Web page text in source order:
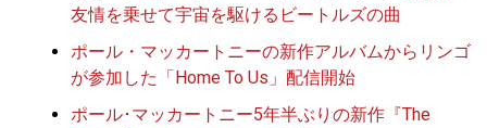
友情を乗せて宇宙を駆けるビートルズの曲
ポール・マッカートニーの新作アルバムからリンゴ
が参加した「Home To Us」配信開始
ポール･マッカートニー5年半ぶりの新作『The